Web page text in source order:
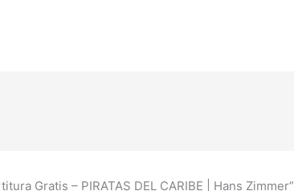
Gratis – PIRATAS DEL CARIBE | Hans Zimmer”